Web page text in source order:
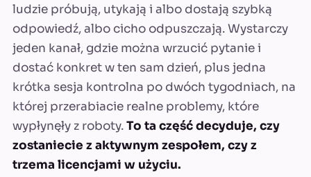
ludzie próbują, utykają i albo dostają szybką
odpowiedź, albo cicho odpuszczają. Wystarczy
jeden kanał, gdzie można wrzucić pytanie i
dostać konkret w ten sam dzień, plus jedna
krótka sesja kontrolna po dwóch tygodniach, na
której przerabiacie realne problemy, które
wypłynęły z roboty.To ta część decyduje, czy
zostaniecie z aktywnym zespołem, czy z
trzema licencjami w użyciu.